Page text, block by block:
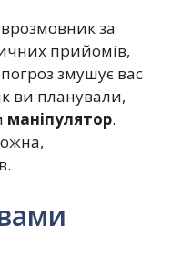
за
прийомів,
змушує вас
ви планували,
маніпулятор.